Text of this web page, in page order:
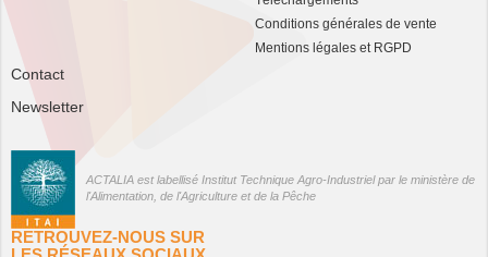
Conditions générales de vente
Mentions légales et RGPD
Contact
Newsletter
ACTALIA est labellisé Institut Technique Agro-Industriel par le ministère de
l'Alimentation, de l'Agriculture et de la Pêche
RETROUVEZ-NOUS SUR